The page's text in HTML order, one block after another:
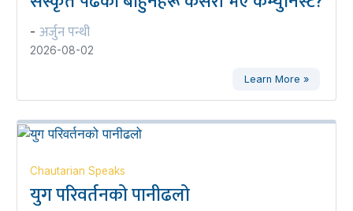
- अर्जुन पन्थी
2026-08-02
Learn More »
Chautarian Speaks
युग परिवर्तनको पानीढलो